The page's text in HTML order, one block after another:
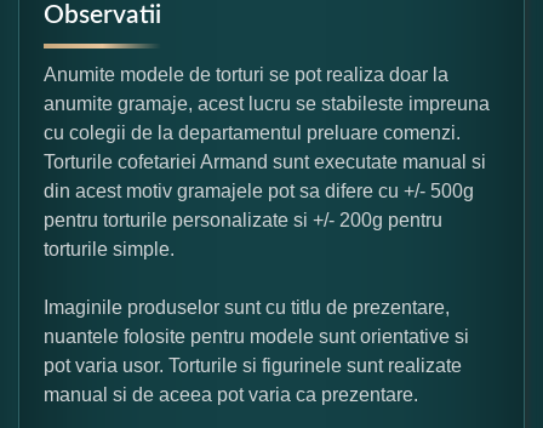
Observatii
Anumite modele de torturi se pot realiza doar la
anumite gramaje, acest lucru se stabileste impreuna
cu colegii de la departamentul preluare comenzi.
Torturile cofetariei Armand sunt executate manual si
din acest motiv gramajele pot sa difere cu +/- 500g
pentru torturile personalizate si +/- 200g pentru
torturile simple.
Imaginile produselor sunt cu titlu de prezentare,
nuantele folosite pentru modele sunt orientative si
pot varia usor. Torturile si figurinele sunt realizate
manual si de aceea pot varia ca prezentare.